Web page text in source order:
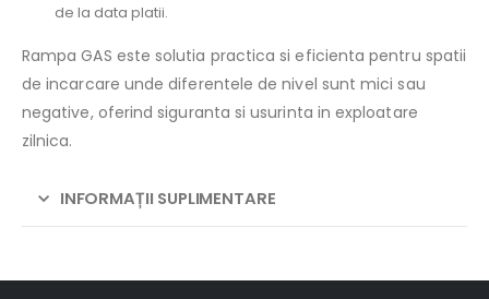
de la data platii.
Rampa GAS este solutia practica si eficienta pentru spatii
de incarcare unde diferentele de nivel sunt mici sau
negative, oferind siguranta si usurinta in exploatare
zilnica.
INFORMAȚII SUPLIMENTARE